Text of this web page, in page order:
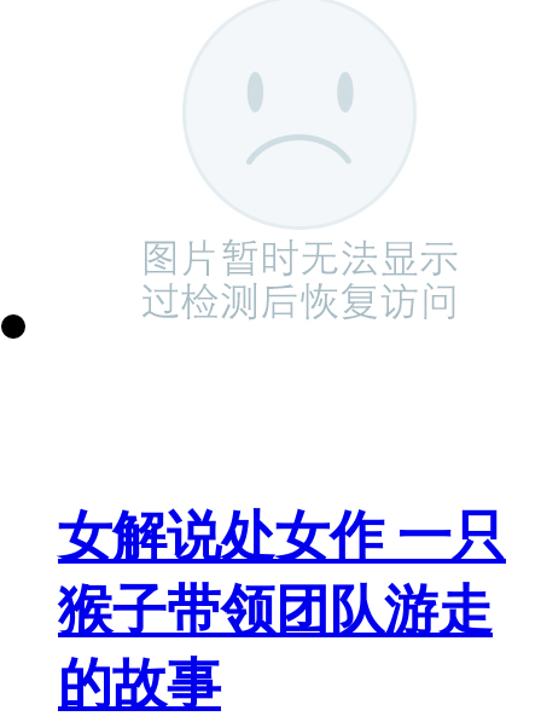
女解说处女作 一只
猴子带领团队游走
的故事